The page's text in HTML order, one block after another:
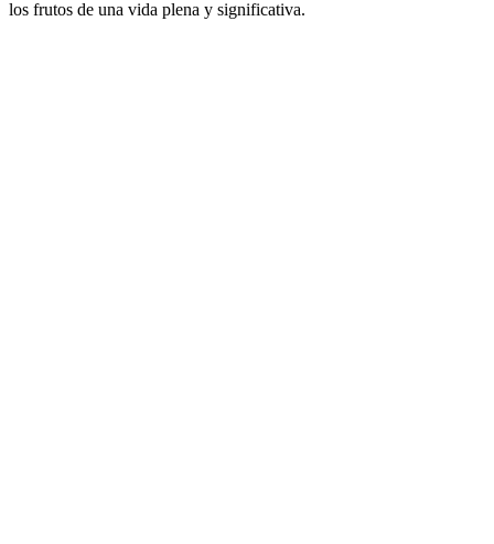
los frutos de una vida plena y significativa.